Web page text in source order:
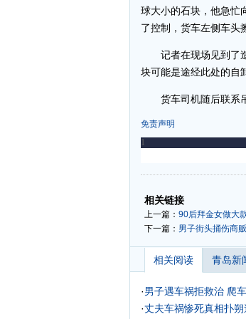
球大小的石块，他急忙
了控制，货车左侧车头
记者在现场见到了造
块可能是途经此处的自
货车司机随后联系吊
免责声明
-
相关链接
上一篇： 90后拜金女做大
下一篇： 男子街头捅伤商
相关阅读 青岛新
·男子遇车祸拒救治 爬
·丈夫车祸惨死真相扑